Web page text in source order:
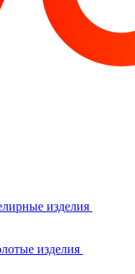
изделия
изделия